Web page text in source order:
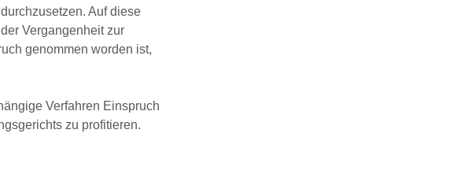
Auf diese
Vergangenheit zur
genommen worden ist,
Verfahren Einspruch
zu profitieren.